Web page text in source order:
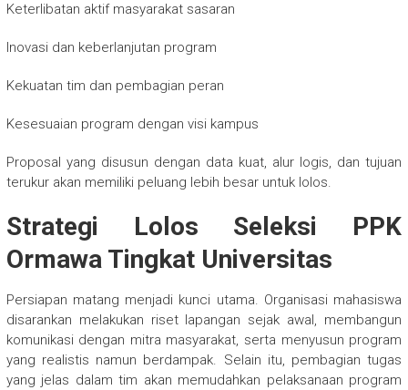
Keterlibatan aktif masyarakat sasaran
Inovasi dan keberlanjutan program
Kekuatan tim dan pembagian peran
Kesesuaian program dengan visi kampus
Proposal yang disusun dengan data kuat, alur logis, dan tujuan
terukur akan memiliki peluang lebih besar untuk lolos.
Strategi Lolos Seleksi PPK
Ormawa Tingkat Universitas
Persiapan matang menjadi kunci utama. Organisasi mahasiswa
disarankan melakukan riset lapangan sejak awal, membangun
komunikasi dengan mitra masyarakat, serta menyusun program
yang realistis namun berdampak. Selain itu, pembagian tugas
yang jelas dalam tim akan memudahkan pelaksanaan program